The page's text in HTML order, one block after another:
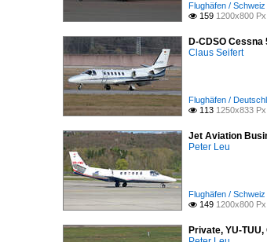
Flughäfen /
 159 1200x800
D-CDSO
Claus Seifert
Flughäfen /
 113 1250x833
Jet Aviation
Peter Leu
Flughäfen /
 149 1200x800
Private, YU-